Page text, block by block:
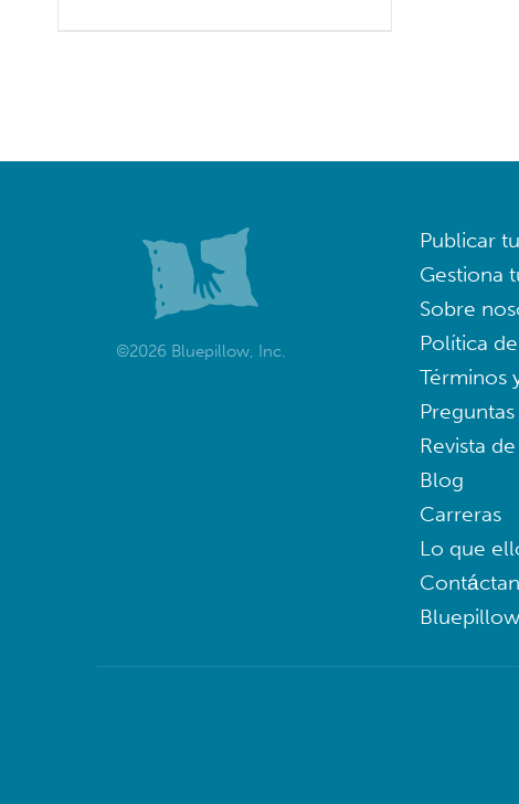
©2026 Bluepillow, Inc.
Publicar
Gestiona
Sobre
Política
Términos
Revista
Blog
Carreras
Lo que